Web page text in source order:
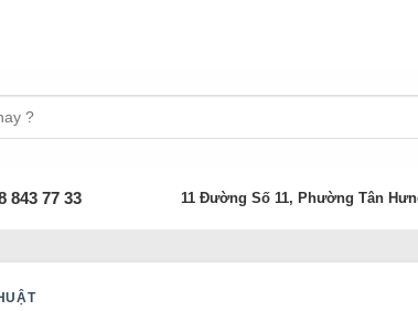
843 77 33 11 Đường Số 11, Phường Tân